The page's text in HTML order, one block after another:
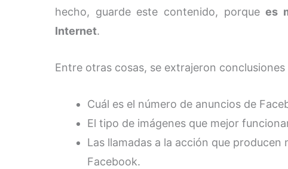
hecho, guarde este contenido, porquees
Internet.
Entre otras cosas, se extrajeron conclusiones
Cuál es el número de anuncios de
El tipo de imágenes que mejor
Las llamadas a la acción que
Facebook.